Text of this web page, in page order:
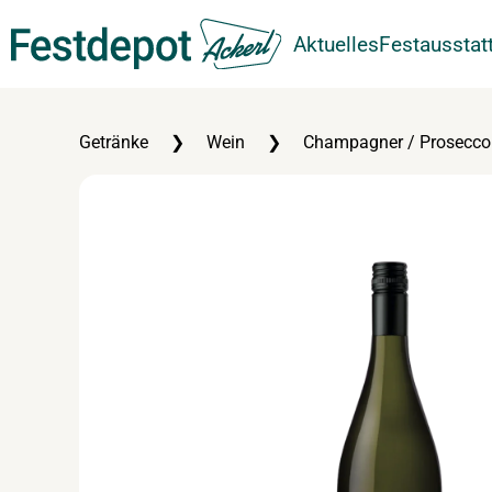
Zum Hauptinhalt springen Aktuelles
Getränke Wein Champagner /